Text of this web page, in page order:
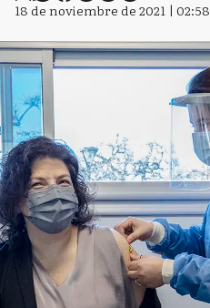
18 de noviembre de 2021 | 02:58